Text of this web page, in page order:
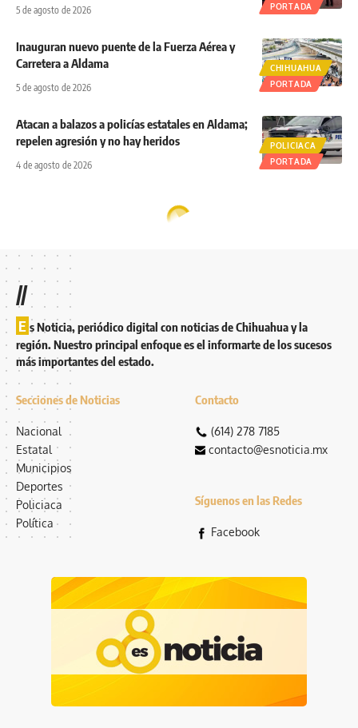
PORTADA
5 de agosto de 2026
CHIHUAHUA
PORTADA
Inauguran nuevo puente de la Fuerza Aérea y
Carretera a Aldama
5 de agosto de 2026
POLICIACA
PORTADA
Atacan a balazos a policías estatales en Aldama;
repelen agresión y no hay heridos
4 de agosto de 2026
//
E s Noticia, periódico digital con noticias de Chihuahua y la
región. Nuestro principal enfoque es el informarte de los sucesos
más importantes del estado.
Secciones de Noticias
Nacional
Estatal
Municipios
Deportes
Policiaca
Política
Contacto
(614) 278 7185
contacto@esnoticia.mx
Síguenos en las Redes
Facebook